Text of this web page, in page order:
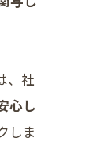
、社
心し
しま